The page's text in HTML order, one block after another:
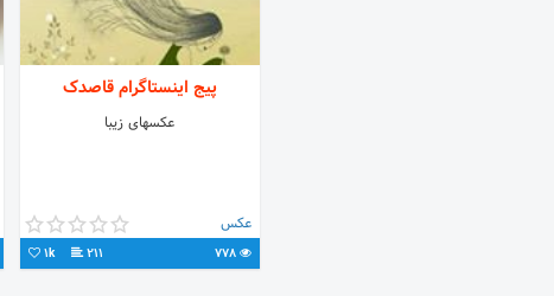
پیج اینستاگرام قاصدک
عکسهای زیبا
عکس
778
211
1k